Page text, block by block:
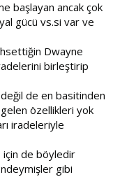
oynayamaz ve ya
Tenis
Onu her daim
yolu
için 156 Iq gerekmez
başlayan ancak çok
gücü vs.si var ve
Dwayne
birleştirip
de en basitinden
özellikleri yok
iradeleriyle
için de böyledir
gibi